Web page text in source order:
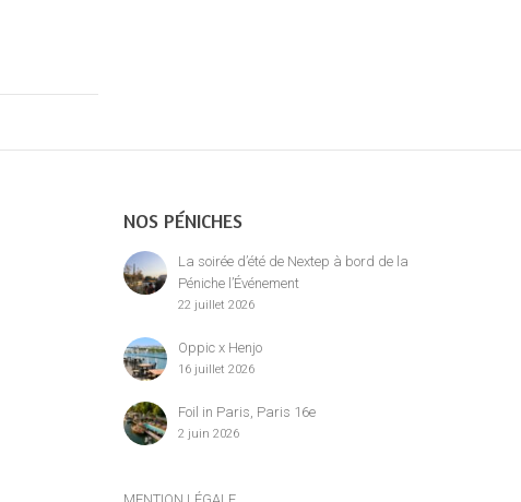
NOS PÉNICHES
La soirée d’été de Nextep à bord de la
Péniche l’Événement
22 juillet 2026
Oppic x Henjo
16 juillet 2026
Foil in Paris, Paris 16e
2 juin 2026